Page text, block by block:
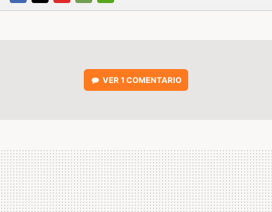
FACEBOOK
TWITTERFLIPBOARD
E-
WHATSAPP
VER 1 COMENTARIO